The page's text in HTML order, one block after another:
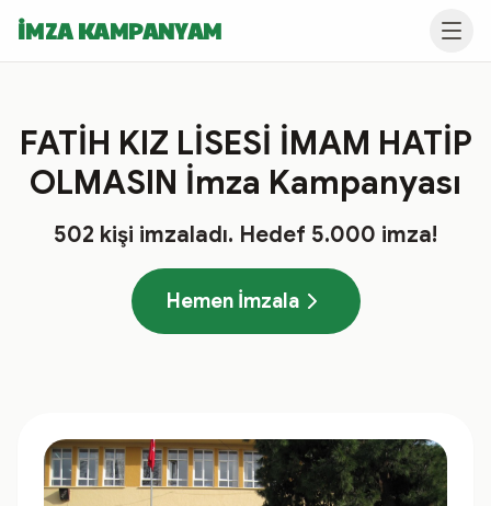
İMZA KAMPANYAM
FATİH KIZ LİSESİ İMAM HATİP
OLMASIN İmza Kampanyası
502 kişi imzaladı. Hedef 5.000 imza!
Hemen İmzala